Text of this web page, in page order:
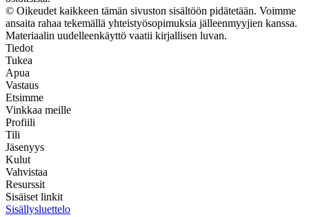
© Oikeudet kaikkeen tämän sivuston sisältöön pidätetään. Voimme
ansaita rahaa tekemällä yhteistyösopimuksia jälleenmyyjien kanssa.
Materiaalin uudelleenkäyttö vaatii kirjallisen luvan.
Tiedot
Tukea
Apua
Vastaus
Etsimme
Vinkkaa meille
Profiili
Tili
Jäsenyys
Kulut
Vahvistaa
Resurssit
Sisäiset linkit
Sisällysluettelo